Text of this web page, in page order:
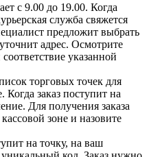
с 9.00 до 19.00. Когда
служба свяжется
предложит выбрать
адрес. Осмотрите
указанной
торговых точек для
Когда заказ поступит на
Для получения заказа
зоне и назовите
на точку, на ваш